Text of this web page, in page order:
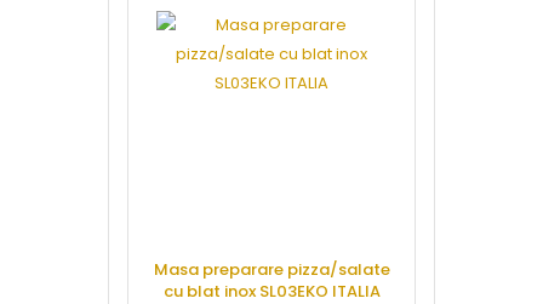
CERE OFERTA
Masa preparare pizza/salate
cu blat inox SL03EKO ITALIA